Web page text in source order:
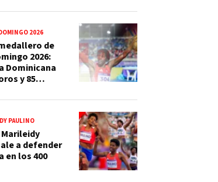
2026
de
2026:
Dominicana
y 85
PAULINO
Marileidy
a defender
en los 400